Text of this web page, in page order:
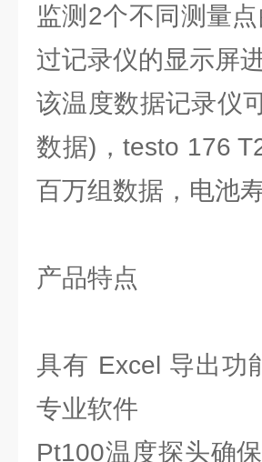
监测2个不同测量
过记录仪的显示屏
该温度数据记录仪
数据)，testo 176
百万组数据，电池
产品特点
具有 Excel 导出功
专业软件
Pt100温度探头确